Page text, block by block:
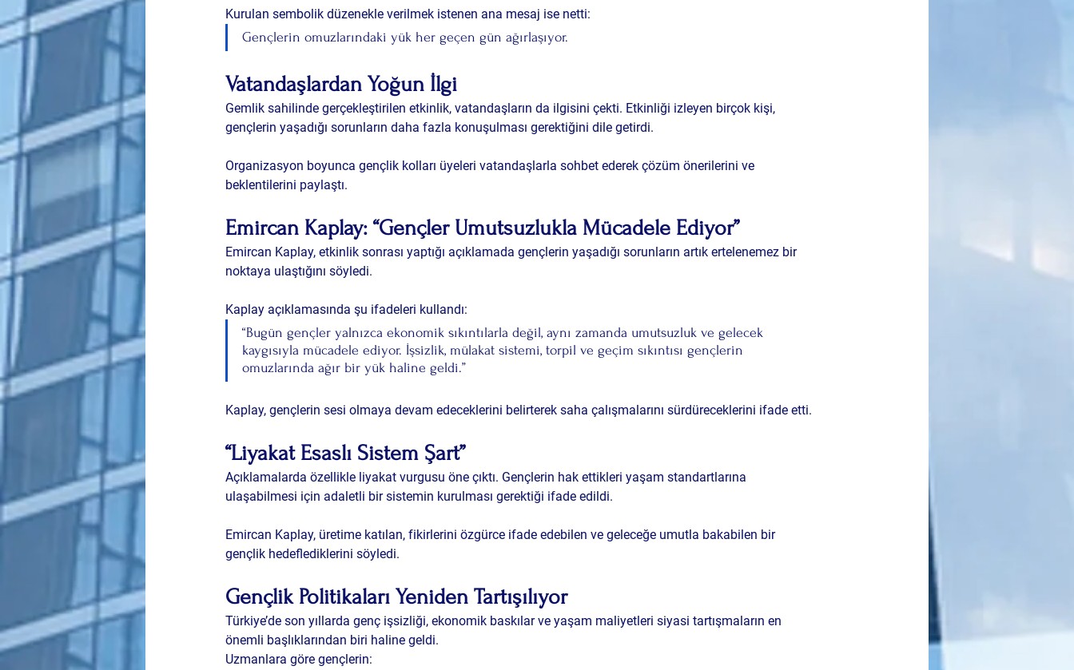
Kurulan sembolik düzenekle verilmek istenen ana mesaj ise netti:
Gençlerin omuzlarındaki yük her geçen gün ağırlaşıyor.
Vatandaşlardan Yoğun İlgi
Gemlik sahilinde gerçekleştirilen etkinlik, vatandaşların da ilgisini çekti. Etkinliği izleyen birçok kişi,
gençlerin yaşadığı sorunların daha fazla konuşulması gerektiğini dile getirdi.
Organizasyon boyunca gençlik kolları üyeleri vatandaşlarla sohbet ederek çözüm önerilerini ve
beklentilerini paylaştı.
Emircan Kaplay: “Gençler Umutsuzlukla Mücadele Ediyor”
Emircan Kaplay, etkinlik sonrası yaptığı açıklamada gençlerin yaşadığı sorunların artık ertelenemez bir
noktaya ulaştığını söyledi.
Kaplay açıklamasında şu ifadeleri kullandı:
“Bugün gençler yalnızca ekonomik sıkıntılarla değil, aynı zamanda umutsuzluk ve gelecek
kaygısıyla mücadele ediyor. İşsizlik, mülakat sistemi, torpil ve geçim sıkıntısı gençlerin
omuzlarında ağır bir yük haline geldi.”
Kaplay, gençlerin sesi olmaya devam edeceklerini belirterek saha çalışmalarını sürdüreceklerini ifade etti.
“Liyakat Esaslı Sistem Şart”
Açıklamalarda özellikle liyakat vurgusu öne çıktı. Gençlerin hak ettikleri yaşam standartlarına
ulaşabilmesi için adaletli bir sistemin kurulması gerektiği ifade edildi.
Emircan Kaplay, üretime katılan, fikirlerini özgürce ifade edebilen ve geleceğe umutla bakabilen bir
gençlik hedeflediklerini söyledi.
Gençlik Politikaları Yeniden Tartışılıyor
Türkiye’de son yıllarda genç işsizliği, ekonomik baskılar ve yaşam maliyetleri siyasi tartışmaların en
önemli başlıklarından biri haline geldi.
Uzmanlara göre gençlerin: